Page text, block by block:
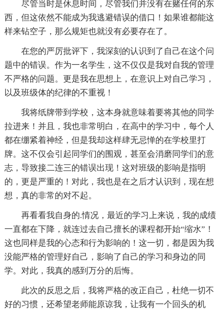
尽管当时是休息时间，尽管我们并没有在赌任何的东
西，但这依然不能成为我逃避错误的借口！如果谁都能这
样来钻空子，那么规矩也就没有必要存在了。
在您的严厉批评下，我深刻的认识到了自己在这个问
题中的错误。作为一名学生，这不仅仅是我对自我的管理
不严格的问题。更是我在思想上，在意识上对自己学习，
以及班级体的纪律的不重视！
我将纸牌带到学校，这本身就意味着要将其他的同学
拉进来！并且，我也非常明白，在高中的学习中，每个人
都在绷紧着神经，但是我却这样肆无忌惮的在学校里打
牌。这不仅会引起同学们的围观，甚至会消磨同学们的意
志，导致接二连三的错误出现！这对班级的影响是指明
的，更是严重的！对此，我也是在之后才认识到，现在想
想，真的非常的对不起。
再看看我自身的.情况，最近的学习上来说，我的成绩
一直都在下降，就连过去自己擅长的课程都开始“缩水”！
这也同样是我的心态和行为影响的！这一切，都是因为我
没能严格的管理好自己，影响了自己的学习和身边的同
学。对此，我真的感到万分的后悔。
此次的反思之后，我将严格的改正自己，杜绝一切不
好的习惯，还希望老师能原谅我，让我有一个回头的机